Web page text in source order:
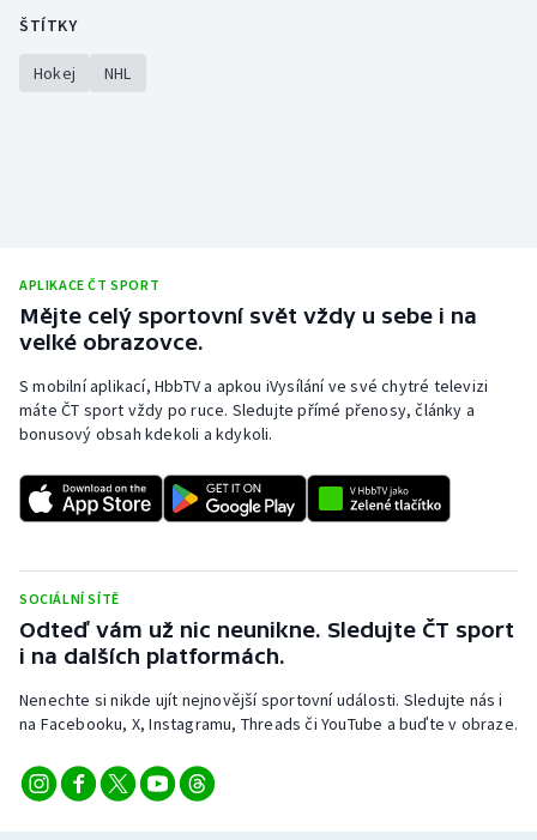
ŠTÍTKY
Hokej NHL
APLIKACE ČT SPORT
Mějte celý sportovní svět vždy u sebe i na
velké obrazovce.
S mobilní aplikací, HbbTV a apkou iVysílání ve své chytré televizi
máte ČT sport vždy po ruce. Sledujte přímé přenosy, články a
bonusový obsah kdekoli a kdykoli.
SOCIÁLNÍ SÍTĚ
Odteď vám už nic neunikne. Sledujte ČT sport
i na dalších platformách.
Nenechte si nikde ujít nejnovější sportovní události. Sledujte nás i
na Facebooku, X, Instagramu, Threads či YouTube a buďte v obraze.